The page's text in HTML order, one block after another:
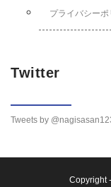
プライバシーポ
Twitter
Tweets by
Copyright -